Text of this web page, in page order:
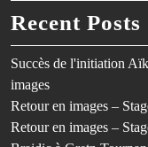
Recent Posts
Succès de l'initiation
images
Retour en images –
Retour en images –